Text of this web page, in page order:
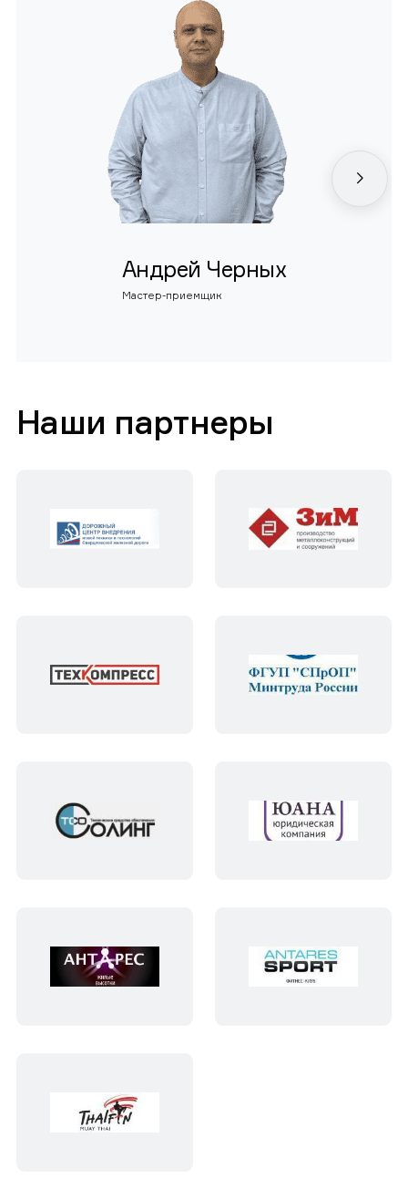
Андрей Черных
Мастер-приемщик
Наши партнеры